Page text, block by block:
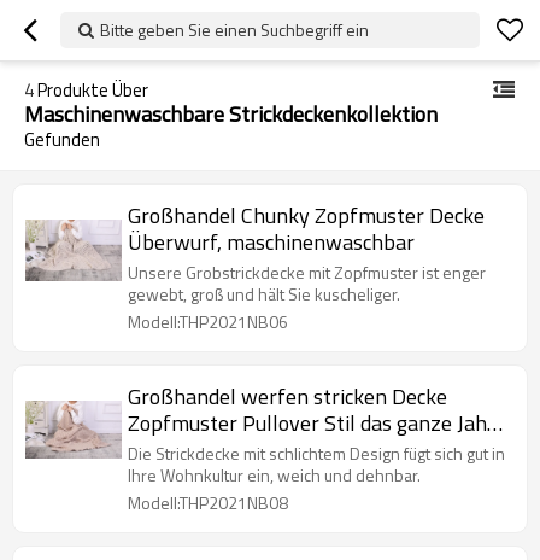
Bitte geben Sie einen Suchbegriff ein
4Produkte Über
Maschinenwaschbare Strickdeckenkollektion
Gefunden
Großhandel Chunky Zopfmuster Decke
Überwurf, maschinenwaschbar
Unsere Grobstrickdecke mit Zopfmuster ist enger
gewebt, groß und hält Sie kuscheliger.
Modell:THP2021NB06
Großhandel werfen stricken Decke
Zopfmuster Pullover Stil das ganze Jahr
über Geschenk
Die Strickdecke mit schlichtem Design fügt sich gut in
Ihre Wohnkultur ein, weich und dehnbar.
Modell:THP2021NB08